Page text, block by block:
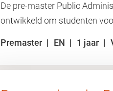
De pre-master Public
ontwikkeld om studenten
Premaster EN 1 jaar